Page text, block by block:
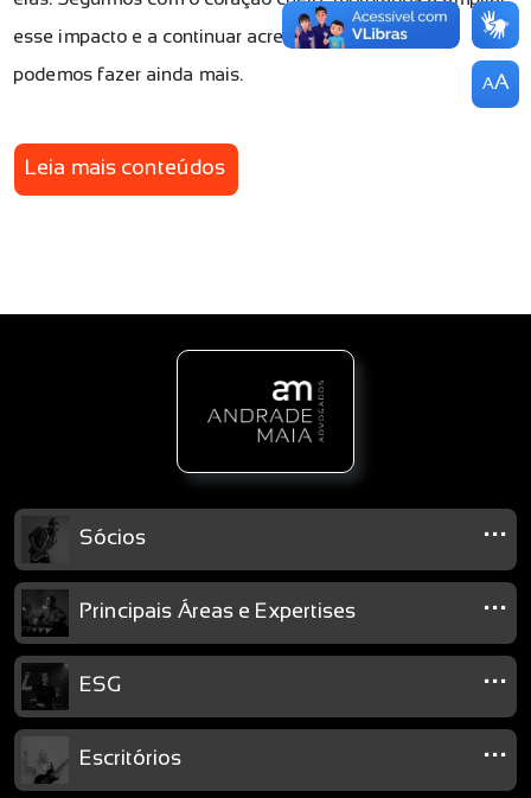
AA
esse impacto e a continuar acreditando que juntos
podemos fazer ainda mais.
Leia mais conteúdos
Sócios ...
Principais Áreas e Expertises ...
ESG ...
Escritórios ...